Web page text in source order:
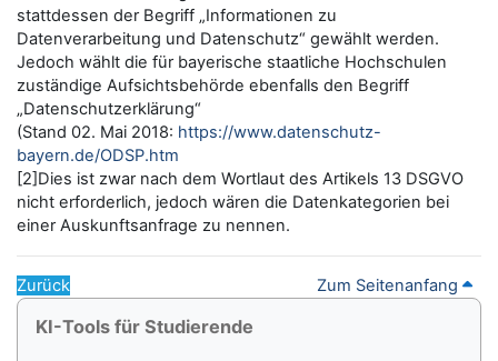
stattdessen der Begriff „Informationen zu
Datenverarbeitung und Datenschutz“ gewählt werden.
Jedoch wählt die für bayerische staatliche Hochschulen
zuständige Aufsichtsbehörde ebenfalls den Begriff
„Datenschutzerklärung“
(Stand 02. Mai 2018: https://www.datenschutz-
bayern.de/ODSP.htm
[2]Dies ist zwar nach dem Wortlaut des Artikels 13 DSGVO
nicht erforderlich, jedoch wären die Datenkategorien bei
einer Auskunftsanfrage zu nennen.
Zurück Zum Seitenanfang
Blöcke
KI-Tools für Studierende überspringen
KI-Tools für Studierende